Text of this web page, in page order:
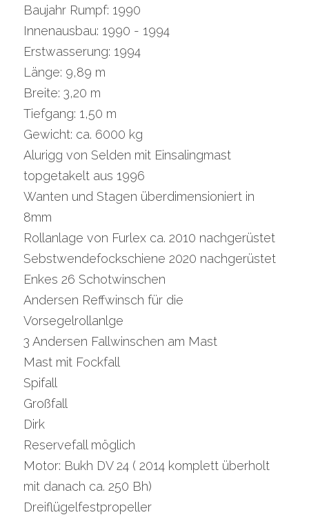
Baujahr Rumpf: 1990
Innenausbau: 1990 - 1994
Erstwasserung: 1994
Länge: 9,89 m
Breite: 3,20 m
Tiefgang: 1,50 m
Gewicht: ca. 6000 kg
Alurigg von Selden mit Einsalingmast
topgetakelt aus 1996
Wanten und Stagen überdimensioniert in
8mm
Rollanlage von Furlex ca. 2010 nachgerüstet
Sebstwendefockschiene 2020 nachgerüstet
Enkes 26 Schotwinschen
Andersen Reffwinsch für die
Vorsegelrollanlge
3 Andersen Fallwinschen am Mast
Mast mit Fockfall
Spifall
Großfall
Dirk
Reservefall möglich
Motor: Bukh DV 24 ( 2014 komplett überholt
mit danach ca. 250 Bh)
Dreiflügelfestpropeller